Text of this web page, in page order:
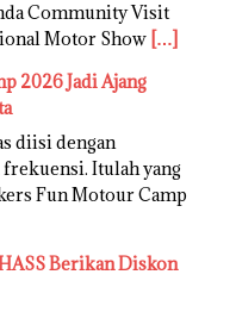
Community Visit
Motor Show […]
2026 Jadi Ajang
diisi dengan
Itulah yang
Fun Motour Camp
Berikan Diskon